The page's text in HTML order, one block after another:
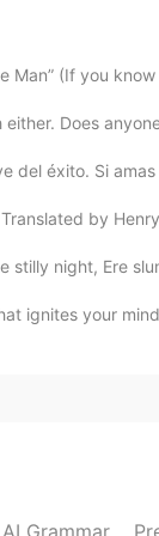
Man” (If you
Does
del éxito. Si
by
night, Ere
ignites your
AI Grammar